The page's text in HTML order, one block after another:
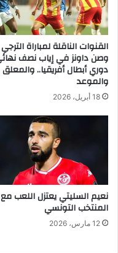
القنوات الناقلة لمباراة الترجي
وصن داونز في إياب نصف
دوري أبطال أفريقيا.. والمعلق
والموعد
18 أبريل، 2026
نعيم السليتي يعتزل اللعب مع
المنتخب التونسي
12 مارس، 2026